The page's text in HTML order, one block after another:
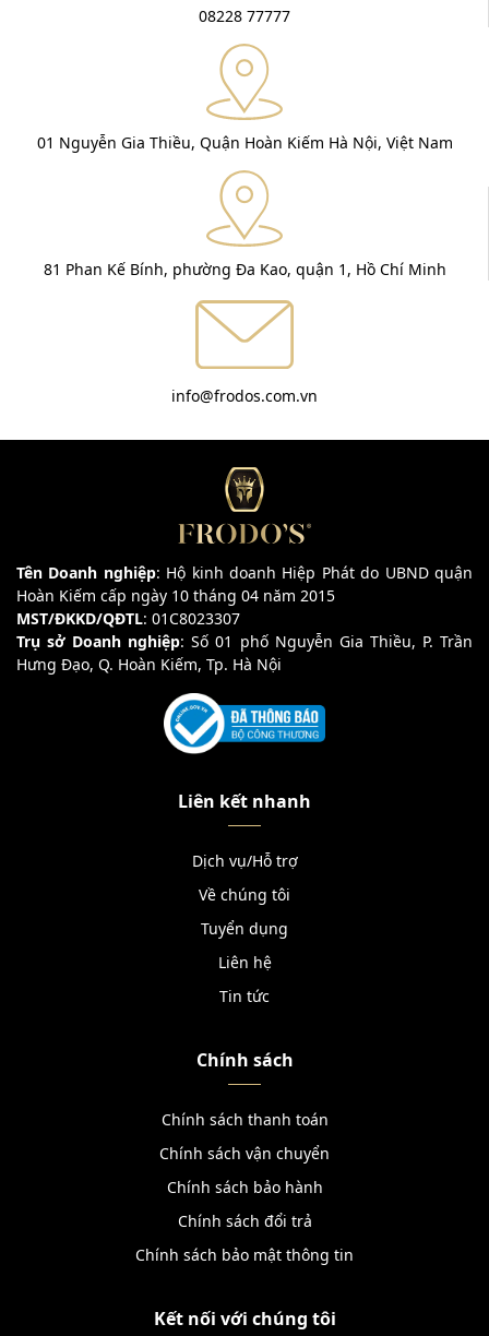
08228 77777
01 Nguyễn Gia Thiều, Quận Hoàn Kiếm Hà Nội, Việt Nam
81 Phan Kế Bính, phường Đa Kao, quận 1, Hồ Chí Minh
info@frodos.com.vn
Tên Doanh nghiệp: Hộ kinh doanh Hiệp Phát do UBND quận
Hoàn Kiếm cấp ngày 10 tháng 04 năm 2015
MST/ĐKKD/QĐTL: 01C8023307
Trụ sở Doanh nghiệp: Số 01 phố Nguyễn Gia Thiều, P. Trần
Hưng Đạo, Q. Hoàn Kiếm, Tp. Hà Nội
Liên kết nhanh
Dịch vụ/Hỗ trợ
Về chúng tôi
Tuyển dụng
Liên hệ
Tin tức
Chính sách
Chính sách thanh toán
Chính sách vận chuyển
Chính sách bảo hành
Chính sách đổi trả
Chính sách bảo mật thông tin
Kết nối với chúng tôi